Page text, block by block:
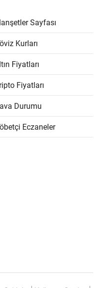
Sayfası
Kurları
Fiyatları
Fiyatları
Durumu
Eczaneler